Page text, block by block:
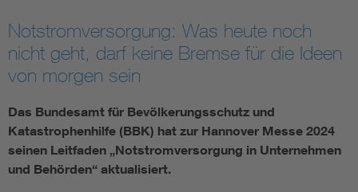
Smart Cities
DKE Fachinformationen im Kontext der Normung
Blitzschutz: DIN EN 62305 in der Übersicht
Circular Economy für mehr Ressourceneffizienz
Notstromversorgung: Was heute noch
nicht geht, darf keine Bremse für die Ideen
von morgen sein
Das Bundesamt für Bevölkerungsschutz und
Katastrophenhilfe (BBK) hat zur Hannover Messe 2024
seinen Leitfaden „Notstromversorgung in Unternehmen
und Behörden“ aktualisiert.